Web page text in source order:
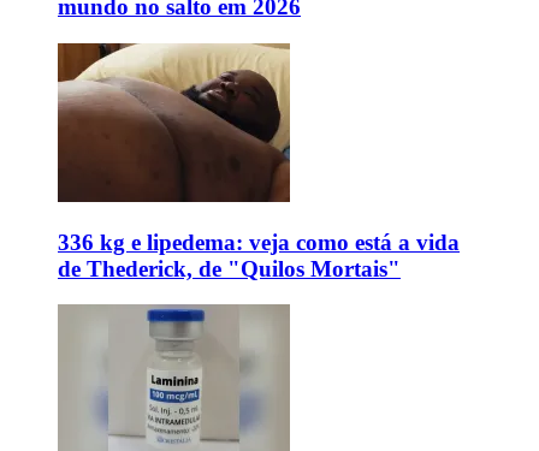
mundo no salto em 2026
336 kg e lipedema: veja como está a vida
de Thederick, de "Quilos Mortais"